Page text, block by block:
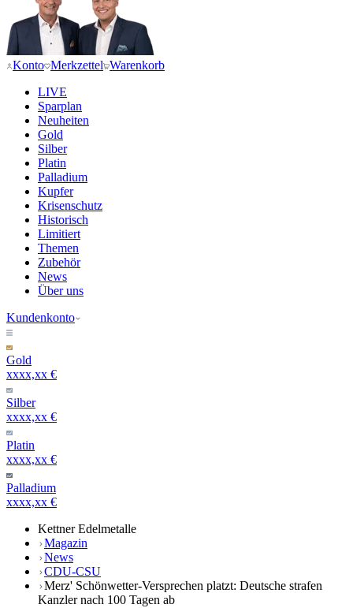
Konto Merkzettel Warenkorb
LIVE
Sparplan
Neuheiten
Gold
Silber
Platin
Palladium
Kupfer
Krisenschutz
Historisch
Limitiert
Themen
Zubehör
News
Über uns
Kundenkonto
Gold
xxxx,xx €
Silber
xxxx,xx €
Platin
xxxx,xx €
Palladium
xxxx,xx €
Kettner Edelmetalle
Magazin
News
CDU-CSU
Merz' Schönwetter-Versprechen platzt: Deutsche strafen
Kanzler nach 100 Tagen ab